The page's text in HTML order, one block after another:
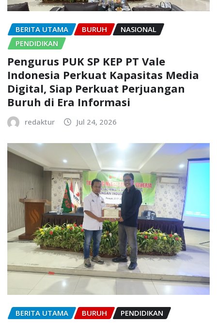
BERITA UTAMA BURUH
NASIONAL
PENDIDIKAN
Pengurus PUK SP KEP PT Vale
Indonesia Perkuat Kapasitas Media
Digital, Siap Perkuat Perjuangan
Buruh di Era Informasi
redaktur Jul 24, 2026
BERITA UTAMA BURUH PENDIDIKAN